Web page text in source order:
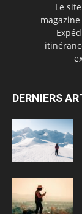
Le
DERNIERS